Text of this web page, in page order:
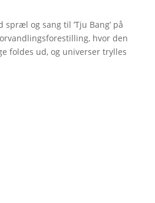
og sang til ’Tju Bang’ på
hvor den
foldes ud, og universer trylles